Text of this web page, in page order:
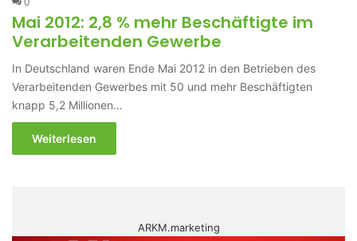
Mai 2012: 2,8 % mehr Beschäftigte im
Verarbeitenden Gewerbe
In Deutschland waren Ende Mai 2012 in den Betrieben des
Verarbeitenden Gewerbes mit 50 und mehr Beschäftigten
knapp 5,2 Millionen…
Weiterlesen
ARKM.marketing